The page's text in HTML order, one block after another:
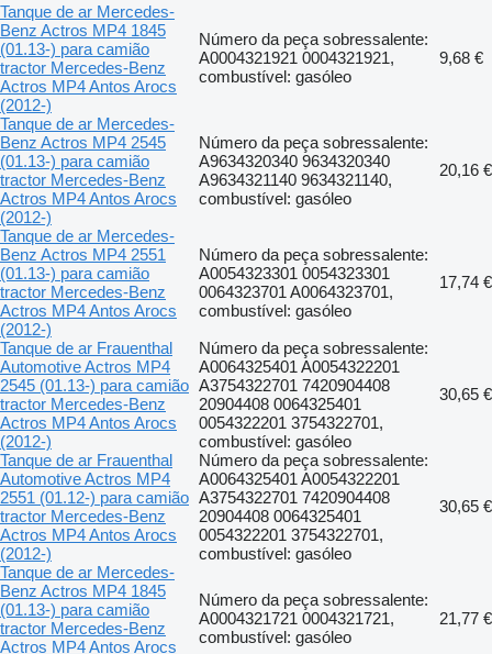
Tanque de ar Mercedes-
Benz Actros MP4 1845
(01.13-) para camião
tractor Mercedes-Benz
Actros MP4 Antos Arocs
(2012-)
Número da peça sobressalente:
A0004321921 0004321921,
combustível: gasóleo
9,68 €
Tanque de ar Mercedes-
Benz Actros MP4 2545
(01.13-) para camião
tractor Mercedes-Benz
Actros MP4 Antos Arocs
(2012-)
Número da peça sobressalente:
A9634320340 9634320340
A9634321140 9634321140,
combustível: gasóleo
20,16 €
Tanque de ar Mercedes-
Benz Actros MP4 2551
(01.13-) para camião
tractor Mercedes-Benz
Actros MP4 Antos Arocs
(2012-)
Número da peça sobressalente:
A0054323301 0054323301
0064323701 A0064323701,
combustível: gasóleo
17,74 €
Tanque de ar Frauenthal
Automotive Actros MP4
2545 (01.13-) para camião
tractor Mercedes-Benz
Actros MP4 Antos Arocs
(2012-)
Número da peça sobressalente:
A0064325401 A0054322201
A3754322701 7420904408
20904408 0064325401
0054322201 3754322701,
combustível: gasóleo
30,65 €
Tanque de ar Frauenthal
Automotive Actros MP4
2551 (01.12-) para camião
tractor Mercedes-Benz
Actros MP4 Antos Arocs
(2012-)
Número da peça sobressalente:
A0064325401 A0054322201
A3754322701 7420904408
20904408 0064325401
0054322201 3754322701,
combustível: gasóleo
30,65 €
Tanque de ar Mercedes-
Benz Actros MP4 1845
(01.13-) para camião
tractor Mercedes-Benz
Actros MP4 Antos Arocs
Número da peça sobressalente:
A0004321721 0004321721,
combustível: gasóleo
21,77 €